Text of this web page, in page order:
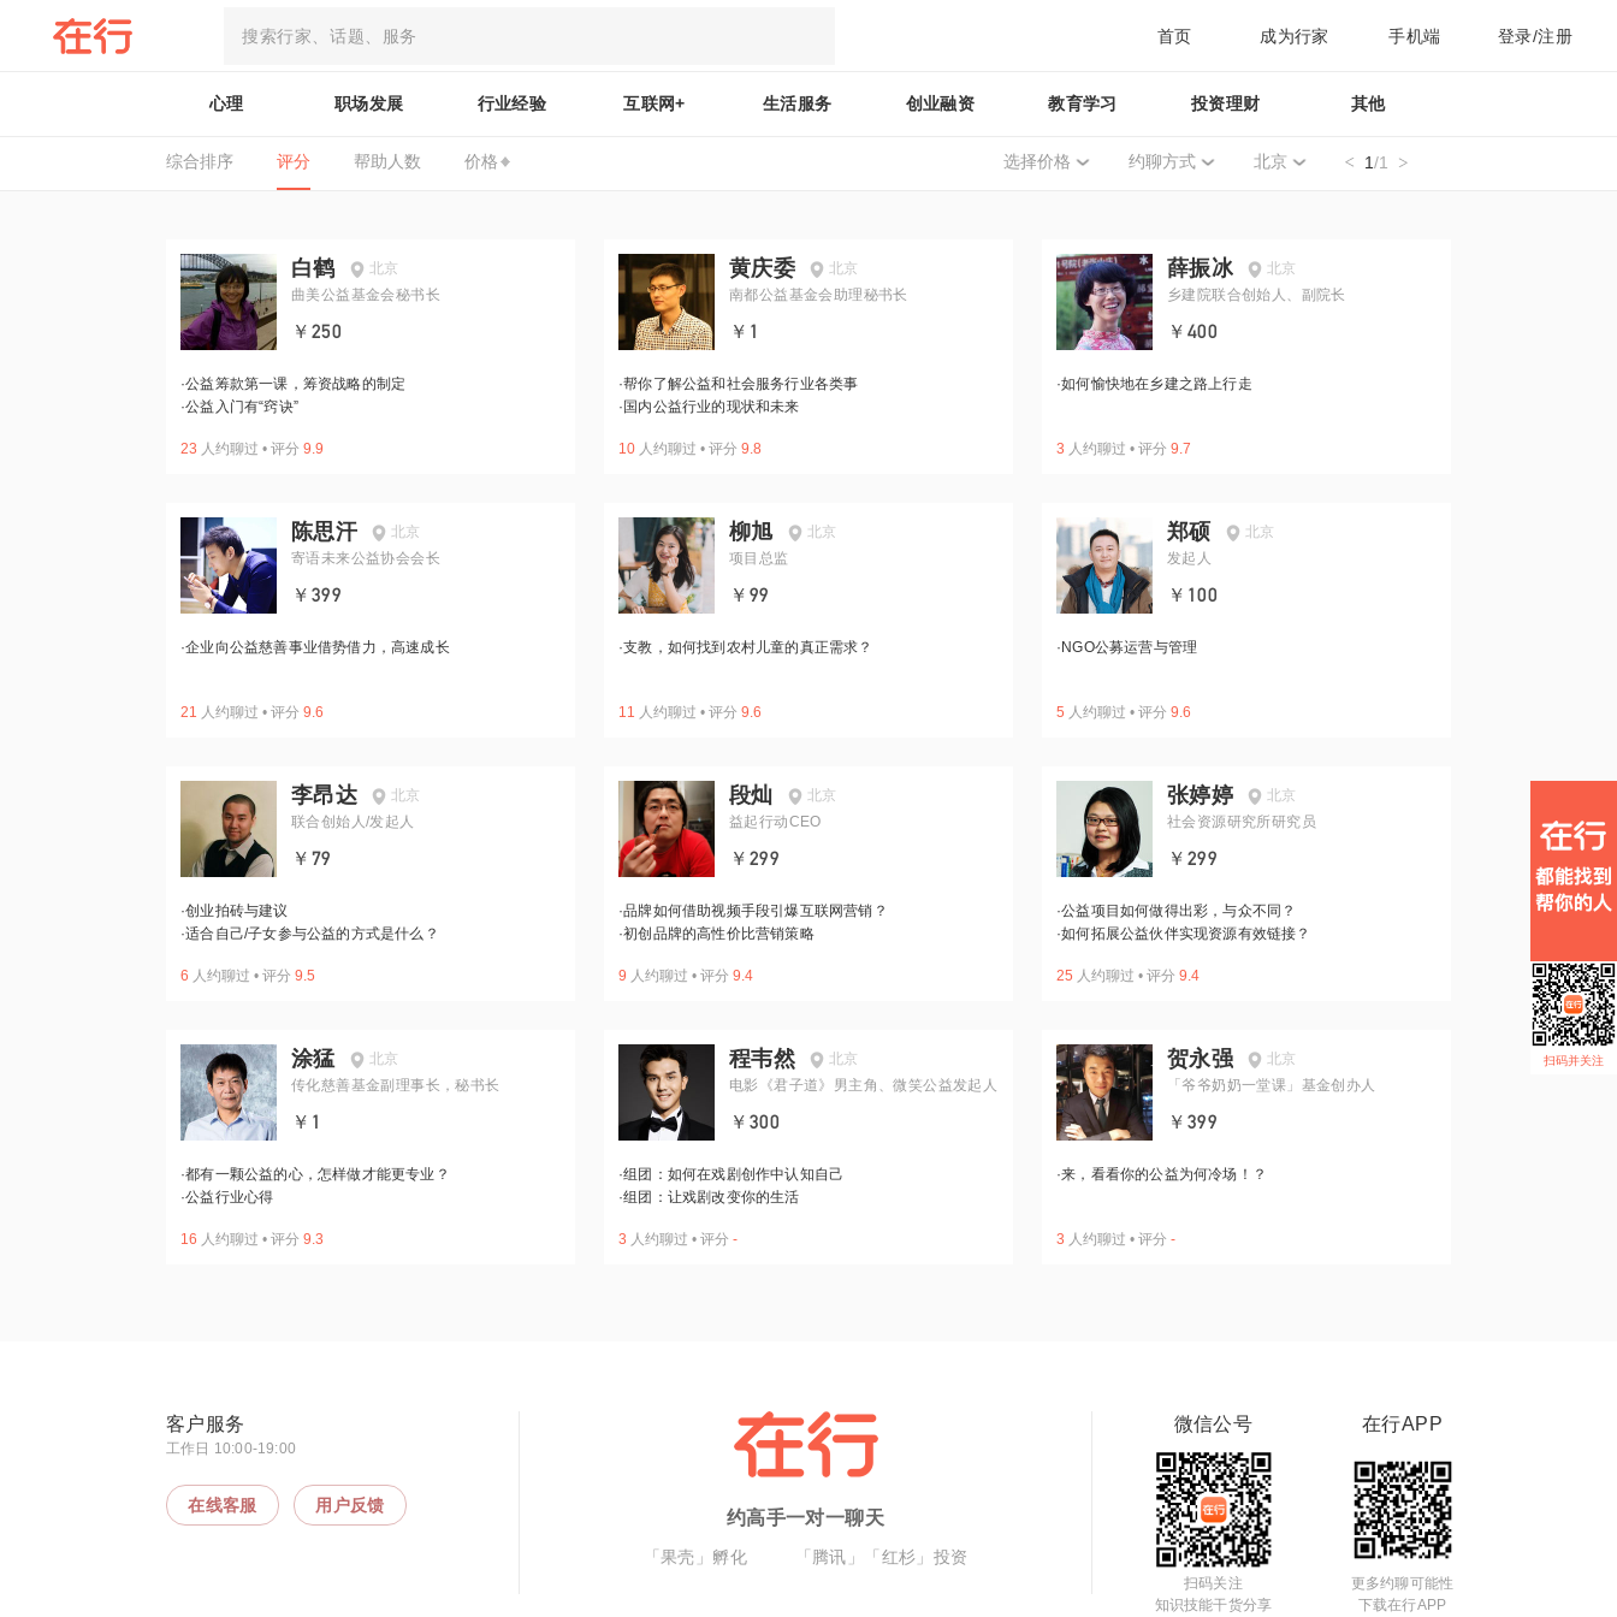
首页 成为行家 手机端 登录/注册
心理 职场发展 行业经验 互联网+ 生活服务 创业融资 教育学习 投资理财 其他
综合排序 评分 帮助人数 价格 选择价格 约聊方式 北京 1/1
白鹤
北京
曲美公益基金会秘书长
￥250
·公益筹款第一课，筹资战略的制定
·公益入门有“窍诀”
23 人约聊过 • 评分 9.9
黄庆委
北京
南都公益基金会助理秘书长
￥1
·帮你了解公益和社会服务行业各类事
· 国内公益行业的现状和未来
10 人约聊过 • 评分 9.8
薛振冰
北京
乡建院联合创始人、副院长
￥400
·如何愉快地在乡建之路上行走
3 人约聊过 • 评分 9.7
陈思汗
北京
寄语未来公益协会会长
￥399
·企业向公益慈善事业借势借力，高速成长
21 人约聊过 • 评分 9.6
柳旭
北京
项目总监
￥99
·支教，如何找到农村儿童的真正需求？
11 人约聊过 • 评分 9.6
郑硕
北京
发起人
￥100
· NGO公募运营与管理
5 人约聊过 • 评分 9.6
李昂达
北京
联合创始人/发起人
￥79
·创业拍砖与建议
·适合自己/子女参与公益的方式是什么？
6 人约聊过 • 评分 9.5
段灿
北京
益起行动CEO
￥299
·品牌如何借助视频手段引爆互联网营销？
·初创品牌的高性价比营销策略
9 人约聊过 • 评分 9.4
张婷婷
北京
社会资源研究所研究员
￥299
·公益项目如何做得出彩，与众不同？
·如何拓展公益伙伴实现资源有效链接？
25 人约聊过 • 评分 9.4
涂猛
北京
传化慈善基金副理事长，秘书长
￥1
·都有一颗公益的心，怎样做才能更专业？
·公益行业心得
16 人约聊过 • 评分 9.3
程韦然
北京
电影《君子道》男主角、微笑公益发起人
￥300
·组团：如何在戏剧创作中认知自己
·组团：让戏剧改变你的生活
3 人约聊过 • 评分 -
贺永强
北京
「爷爷奶奶一堂课」基金创办人
￥399
·来，看看你的公益为何冷场！？
3 人约聊过 • 评分 -
扫码并关注
客户服务
工作日 10:00-19:00
在线客服 用户反馈
约高手一对一聊天
「果壳」孵化 「腾讯」「红杉」投资
微信公号
扫码关注
知识技能干货分享
在行APP
更多约聊可能性
下载在行APP